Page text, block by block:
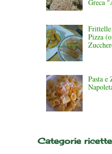
Greca
Frittelle
Pizza
Pasta e
Categorie ricette